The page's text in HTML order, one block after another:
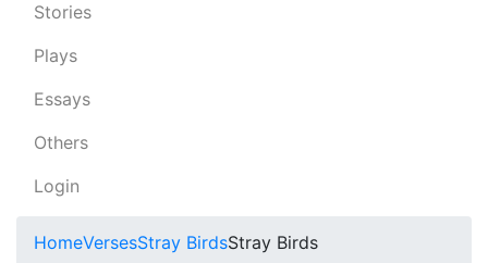
Stories
Plays
Essays
Others
Login
HomeVersesStray BirdsStray Birds